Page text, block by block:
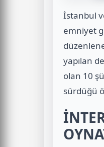
İstanbul
emniyet
yapılan
olan 10
sürdüğü